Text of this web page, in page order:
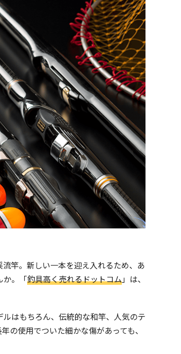
竿。新しい一本を迎え入れるため、あ
か。「釣具高く売れるドットコム」は、
はもちろん、伝統的な和竿、人気のテ
の使用でついた細かな傷があっても、